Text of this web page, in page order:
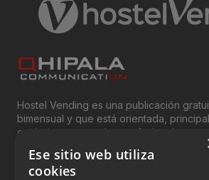
Hostel Vending es una publicación
bimensual y que está orientada,
exclusivamente, a los profesionales y
del “Vending”; nombre con el que se
genéricamente entre profesionales a la
productos y servicios a través de
Ese sitio web utiliza
cookies